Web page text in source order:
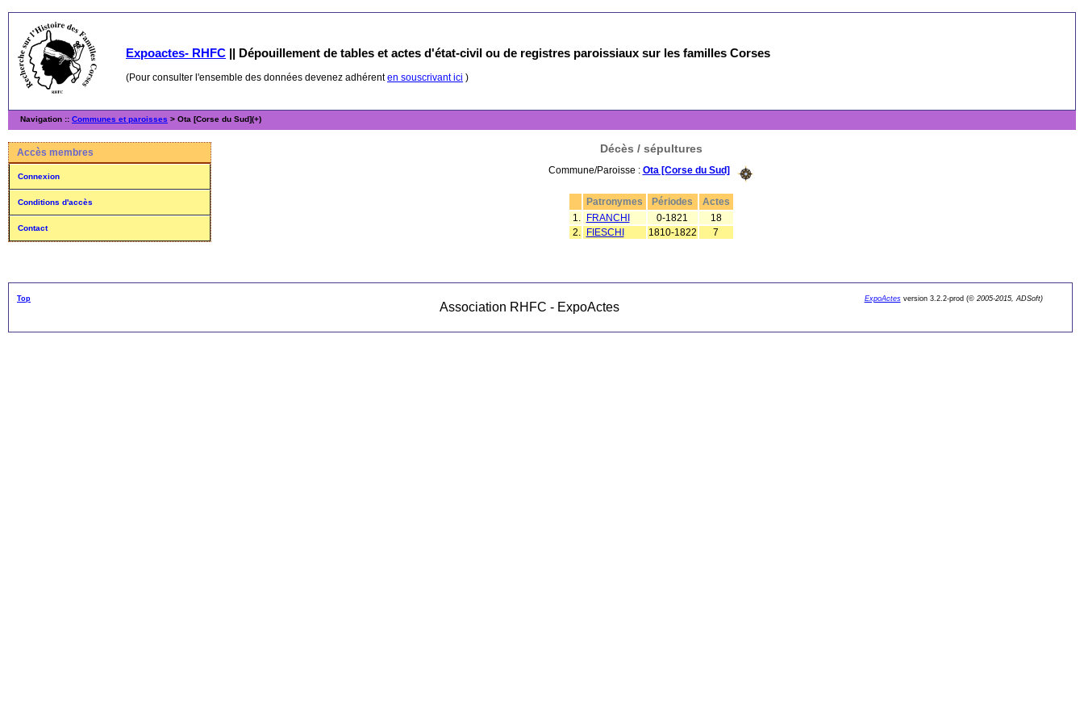
Expoactes- RHFC || Dépouillement de tables et actes d'état-civil ou de registres paroissiaux sur les familles Corses
(Pour consulter l'ensemble des données devenez adhérenten souscrivant ici )
Navigation :: Communes et paroisses > Ota [Corse du Sud](+)
Accès membres
Connexion
Conditions d'accès
Contact
Décès / sépultures
Commune/Paroisse : Ota [Corse du Sud]
Patronymes Périodes
Actes
1.
FRANCHI 0-1821
18
2.
FIESCHI 1810-1822 7
Top
Association RHFC - ExpoActes
ExpoActesversion 3.2.2-prod (©2005-2015, ADSoft)